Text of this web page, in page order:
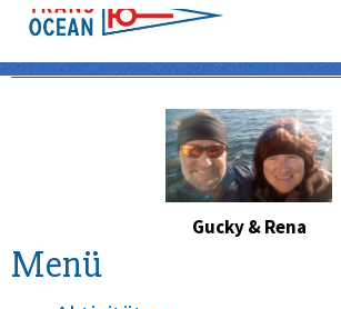
Gucky & Rena
Menü